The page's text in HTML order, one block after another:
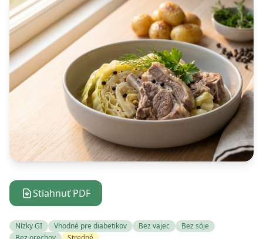
Stiahnuť PDF
Nízky GI Vhodné pre diabetikov Bez vajec
Bez sóje